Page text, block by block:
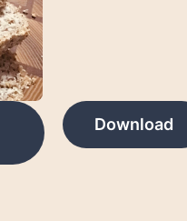
Download